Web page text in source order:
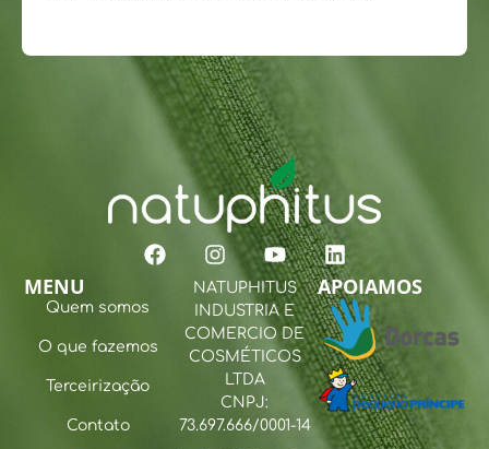
MENU
Quem somos
O que fazemos
Terceirização
Contato
NATUPHITUS
INDUSTRIA E
COMERCIO DE
COSMÉTICOS
LTDA
CNPJ:
73.697.666/0001-14
APOIAMOS